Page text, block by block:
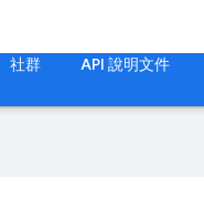
社群 API 說明文件